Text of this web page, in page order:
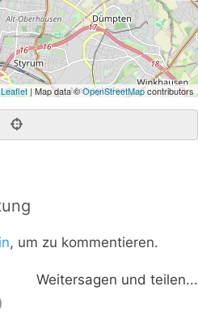
Leaflet| Map data ©OpenStreetMapcontributors
, um zu kommentieren.
Weitersagen und teilen...